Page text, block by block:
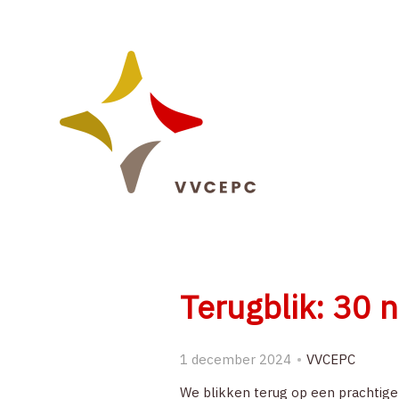
Terugblik: 30
1 december 2024
VVCEPC
We blikken terug op een prachtige